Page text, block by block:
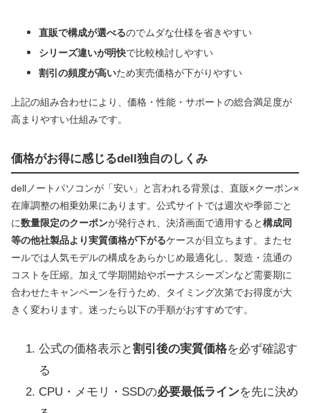
直販で構成が選べるのでムダな仕様を省きやすい
シリーズ違いが明快で比較検討しやすい
割引の頻度が高いため実売価格が下がりやすい
上記の組み合わせにより、価格・性能・サポートの総合満足度が
高まりやすい仕組みです。
価格がお得に感じるdell独自のしくみ
dellノートパソコンが「安い」と言われる背景は、直販×クーポン×
在庫調整の相乗効果にあります。公式サイトでは週次や季節ごと
に数量限定のクーポンが発行され、決済画面で適用すると構成同
等の他社製品より実質価格が下がるケースが目立ちます。またセ
ールでは人気モデルの構成をあらかじめ最適化し、製造・流通の
コストを圧縮。加えて学期開始やボーナスシーズンなど需要期に
合わせたキャンペーンを行うため、タイミング次第でお得度が大
きく変わります。迷ったら以下の手順がおすすめです。
公式の価格表示と割引後の実質価格を必ず確認す
る
CPU・メモリ・SSDの必要最低ラインを先に決め